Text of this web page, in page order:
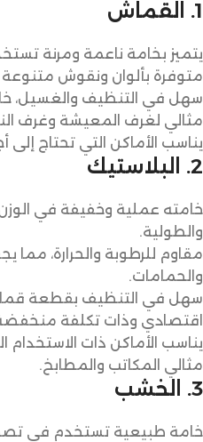
1. القماش
يتميز بخامة ناعمة ومرنة
متوفرة بألوان ونقوش متنوعة
سهل في التنظيف والغسيل،
مثالي لغرف المعيشة وغرف
يناسب الأماكن التي تحتاج إلى
2. البلاستيك
خامته عملية وخفيفة في
والطولية.
مقاوم للرطوبة والحرارة، مما
والحمامات.
سهل في التنظيف بقطعة
اقتصادي وذات تكلفة
يناسب الأماكن ذات الاستخدام
مثالي المكاتب والمطابخ.
3. الخشب
خامة طبيعية تستخدم في